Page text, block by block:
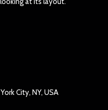
City, NY, USA